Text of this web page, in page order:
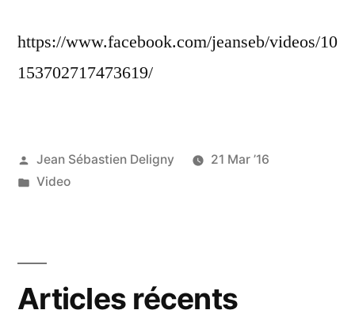
https://www.facebook.com/jeanseb/videos/10
153702717473619/
Publié
par
Jean Sébastien Deligny
21 Mar ’16
Publié
Video
Articles récents